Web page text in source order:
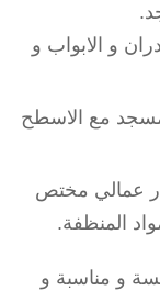
و الابواب و
مع الاسطح
عمالي مختص
المنظفة.
و مناسبة و